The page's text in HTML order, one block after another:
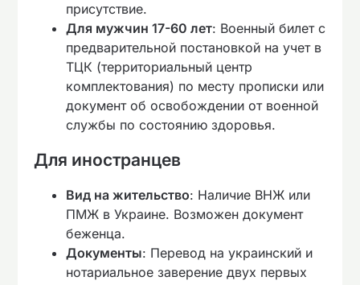
присутствие.
Для мужчин 17-60 лет: Военный билет с
предварительной постановкой на учет в
ТЦК (территориальный центр
комплектования) по месту прописки или
документ об освобождении от военной
службы по состоянию здоровья.
Для иностранцев
Вид на жительство: Наличие ВНЖ или
ПМЖ в Украине. Возможен документ
беженца.
Документы: Перевод на украинский и
нотариальное заверение двух первых